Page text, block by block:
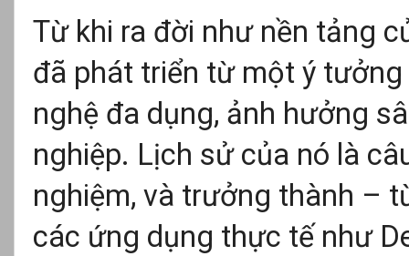
Từ khi ra đời như nền tảng
đã phát triển từ một ý
nghệ đa dụng, ảnh hưởng
nghiệp. Lịch sử của nó là
nghiệm, và trưởng thành –
các ứng dụng thực tế như